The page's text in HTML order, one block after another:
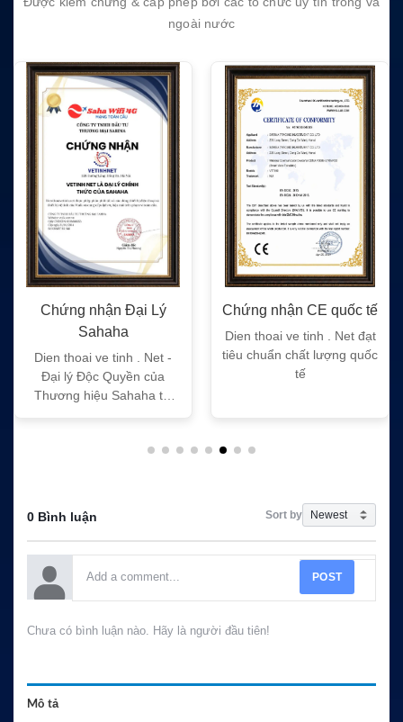
ngoài nước
Đại Lý
. Net -
của
tại
Chứng nhận CE quốc tế
Dien thoai ve tinh . Net đạt
tiêu chuẩn chất lượng quốc
Chứng nhận
Dien thoai ve
tiêu chuẩn chất
0 Bình luận Sort by
POST
Chưa có bình luận nào. Hãy là người đầu tiên!
Mô tả